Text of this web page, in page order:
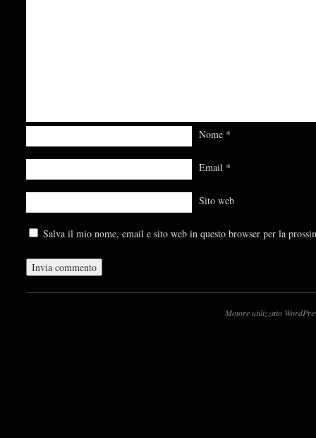
Nome *
Email *
Sito web
Salva il mio nome, email e sito web in questo browser per la
Motore utilizzato